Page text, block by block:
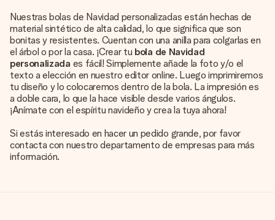
Nuestras bolas de Navidad personalizadas están hechas de
material sintético de alta calidad, lo que significa que son
bonitas y resistentes. Cuentan con una anilla para colgarlas en
el árbol o por la casa. ¡Crear tu bola de Navidad
personalizada es fácil! Simplemente añade la foto y/o el
texto a elección en nuestro editor online. Luego imprimiremos
tu diseño y lo colocaremos dentro de la bola. La impresión es
a doble cara, lo que la hace visible desde varios ángulos.
¡Anímate con el espíritu navideño y crea la tuya ahora!
Si estás interesado en hacer un pedido grande, por favor
contacta con nuestro departamento de empresas para más
información.